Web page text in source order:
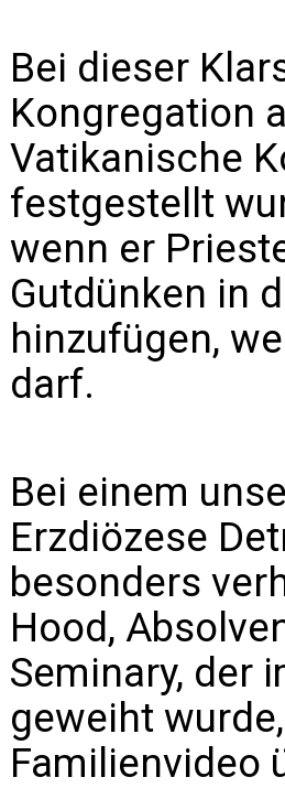
Bei dieser
Kongregation
Vatikanische
festgestellt
wenn er
Gutdünken in
hinzufügen,
darf.
Bei einem
Erzdiözese
besonders
Hood,
Seminary, der
geweiht
Familienvideo